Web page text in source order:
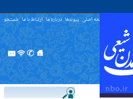
صفحه اصلی پیوندها درباره ما ارتباط با ما جستجو